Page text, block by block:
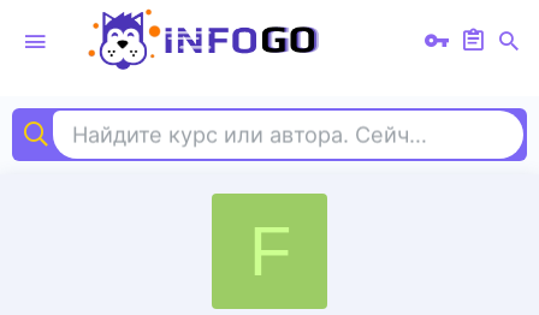
Найдите курс или автора. Сейчас ищут
F